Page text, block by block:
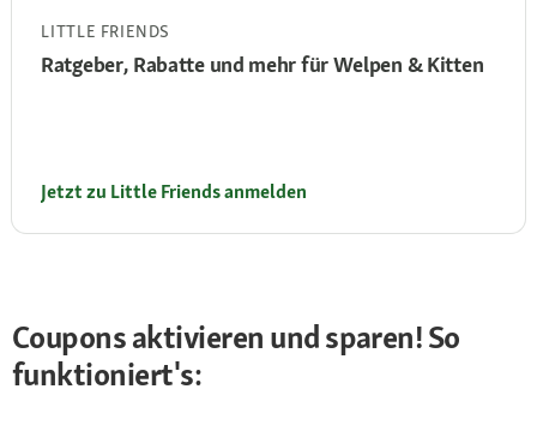
LITTLE FRIENDS
Ratgeber, Rabatte und mehr für Welpen & Kitten
Jetzt zu Little Friends anmelden
Coupons aktivieren und sparen! So
funktioniert's: